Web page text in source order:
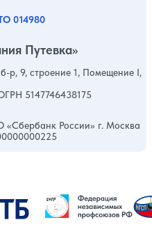
014980
Путевка»
р, 9, строение 1, Помещение I,
5147746438175
России» г. Москва